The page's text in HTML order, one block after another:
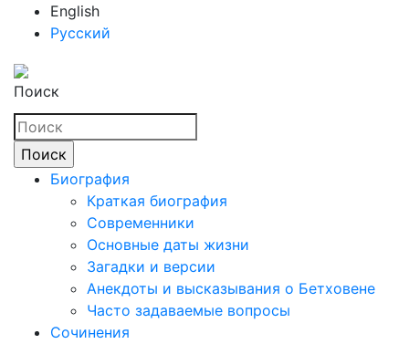
English
Русский
Поиск
Биография
Краткая биография
Современники
Основные даты жизни
Загадки и версии
Анекдоты и высказывания о Бетховене
Часто задаваемые вопросы
Сочинения